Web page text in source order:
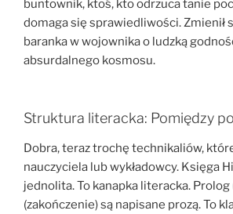
buntownik, ktoś, kto odrzuca tanie
domaga się sprawiedliwości. Zmienił
baranka w wojownika o ludzką
absurdalnego kosmosu.
Struktura literacka: Pomiędzy
Dobra, teraz trochę technikaliów,
nauczyciela lub wykładowcy. Księga
jednolita. To kanapka literacka.
(zakończenie) są napisane prozą. To